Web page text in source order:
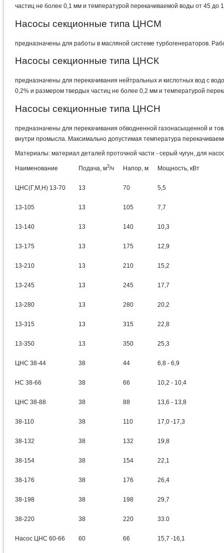
частиц не более 0,1 мм и температурой перекачиваемой воды от 45 до
Насосы секционные типа ЦНСМ
предназначены для работы в масляной системе турбогенераторов.
Насосы секционные типа ЦНСК
предназначены для перекачивания нейтральных и кислотных вод с
0,2% и размером твердых частиц не более 0,2 мм и температурой
Насосы секционные типа ЦНСН
предназначены для перекачивания обводненной газонасыщенной и
внутри промысла. Максимально допустимая температура
Материалы: материал деталей проточной части - серый чугун, для
Наименование Подача, м3/ч Напор, м Мощность, кВт
ЦНС(Г,М,Н) 13-70 13 70 5,5
13-105 13 105 7,7
13-140 13 140 10,3
13-175 13 175 12,9
13-210 13 210 15,2
13-245 13 245 17,7
13-280 13 280 20,2
13-315 13 315 22,8
13-350 13 350 25,3
ЦНС 38-44 38 44 6,8 - 6,9
НС 38-66 38 66 10,2 - 10,4
ЦНС 38-88 38 88 13,6 - 13,8
38-110 38 110 17,0 -17,3
38-132 38 132 19,8
38-154 38 154 22,1
38-176 38 176 26,4
38-198 38 198 29,7
38-220 38 220 33.0
Насос ЦНС 60-66 60 66 15,7 -16,1